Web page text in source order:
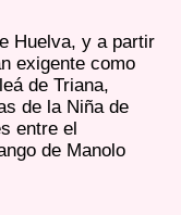
Huelva, y a partir
exigente como
de Triana,
de la Niña de
entre el
de Manolo